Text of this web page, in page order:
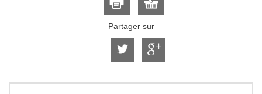
Partager sur